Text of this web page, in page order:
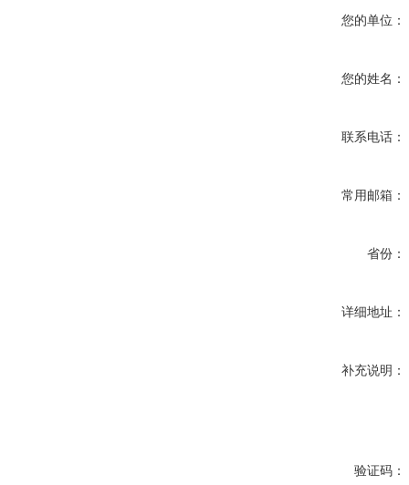
您的单位：
您的姓名：
联系电话：
常用邮箱：
省份：
详细地址：
补充说明：
验证码：